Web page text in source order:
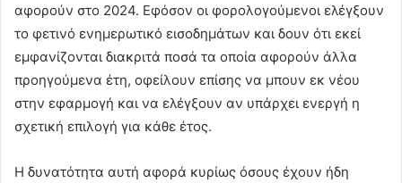
αφορούν στο 2024. Εφόσον οι φορολογούμενοι ελέγξουν
το φετινό ενημερωτικό εισοδημάτων και δουν ότι εκεί
εμφανίζονται διακριτά ποσά τα οποία αφορούν άλλα
προηγούμενα έτη, οφείλουν επίσης να μπουν εκ νέου
στην εφαρμογή και να ελέγξουν αν υπάρχει ενεργή η
σχετική επιλογή για κάθε έτος.
Η δυνατότητα αυτή αφορά κυρίως όσους έχουν ήδη